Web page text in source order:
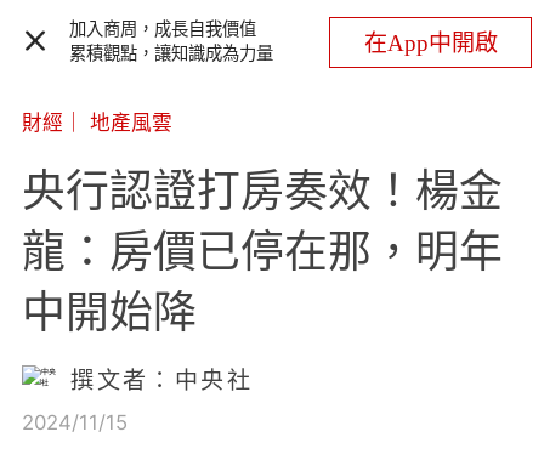
加入商周，成長自我價值
累積觀點，讓知識成為力量
在App中開啟
財經 地產風雲
央行認證打房奏效！楊金
龍：房價已停在那，明年
中開始降
撰文者：中央社
2024/11/15